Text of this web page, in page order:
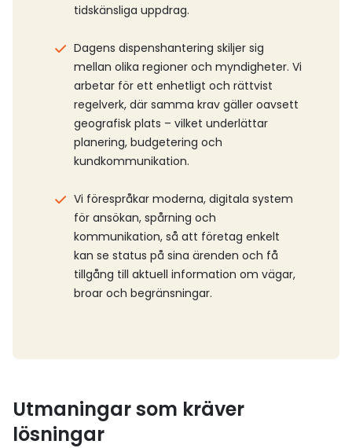
tidskänsliga uppdrag.
Dagens dispenshantering skiljer sig
mellan olika regioner och myndigheter. Vi
arbetar för ett enhetligt och rättvist
regelverk, där samma krav gäller oavsett
geografisk plats – vilket underlättar
planering, budgetering och
kundkommunikation.
Vi förespråkar moderna, digitala system
för ansökan, spårning och
kommunikation, så att företag enkelt
kan se status på sina ärenden och få
tillgång till aktuell information om vägar,
broar och begränsningar.
Utmaningar som kräver
lösningar